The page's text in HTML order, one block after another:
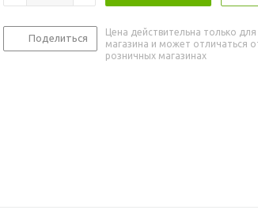
Поделиться
Цена действительна только
магазина и может отличаться
розничных магазинах